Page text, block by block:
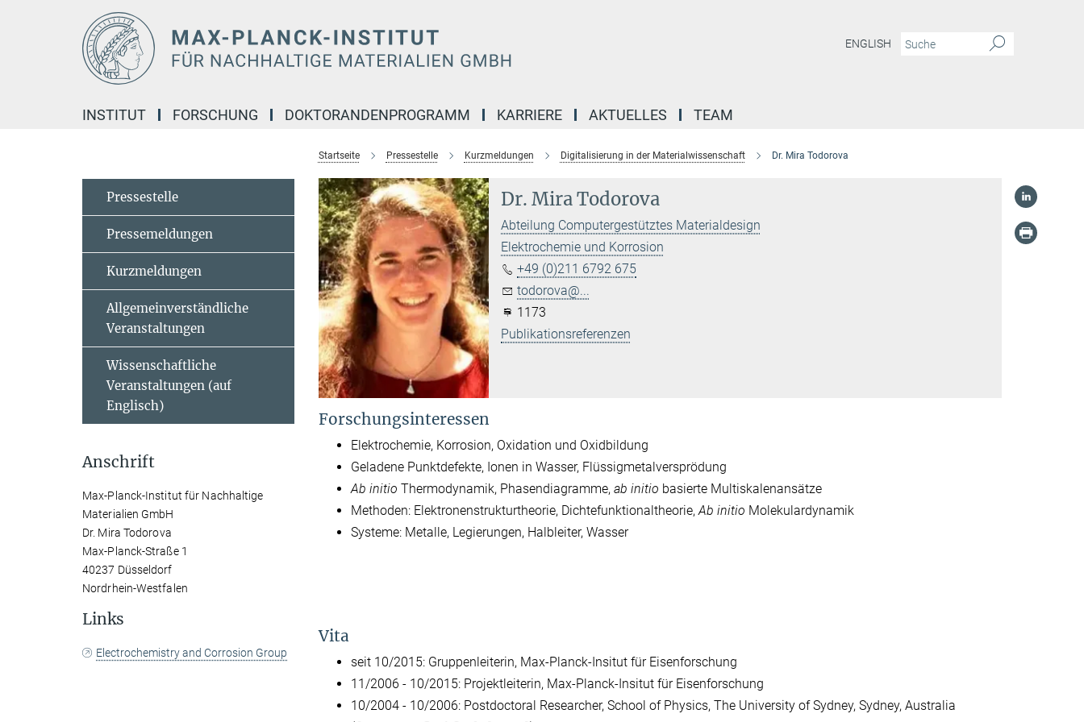
ENGLISH
INSTITUT FORSCHUNG DOKTORANDENPROGRAMM KARRIERE AKTUELLES TEAM
Startseite Pressestelle Kurzmeldungen Digitalisierung in der Materialwissenschaft Dr. Mira Todorova
Dr. Mira Todorova
Abteilung Computergestütztes Materialdesign
Elektrochemie und Korrosion
+49 (0)211 6792 675
todorova@...
1173
Publikationsreferenzen
Forschungsinteressen
Elektrochemie, Korrosion, Oxidation und Oxidbildung
Geladene Punktdefekte, Ionen in Wasser, Flüssigmetalversprödung
Ab initio Thermodynamik, Phasendiagramme, ab initio basierte Multiskalenansätze
Methoden: Elektronenstrukturtheorie, Dichtefunktionaltheorie, Ab initio Molekulardynamik
Systeme: Metalle, Legierungen, Halbleiter, Wasser
Vita
seit 10/2015: Gruppenleiterin, Max-Planck-Insitut für Eisenforschung
11/2006 - 10/2015: Projektleiterin, Max-Planck-Insitut für Eisenforschung
10/2004 - 10/2006: Postdoctoral Researcher, School of Physics, The University of Sydney, Sydney, Australia
Pressestelle
Pressemeldungen
Kurzmeldungen
Allgemeinverständliche
Veranstaltungen
Wissenschaftliche
Veranstaltungen (auf
Englisch)
Anschrift
Max-Planck-Institut für Nachhaltige
Materialien GmbH
Dr. Mira Todorova
Max-Planck-Straße 1
40237 Düsseldorf
Nordrhein-Westfalen
Links
Electrochemistry and Corrosion Group